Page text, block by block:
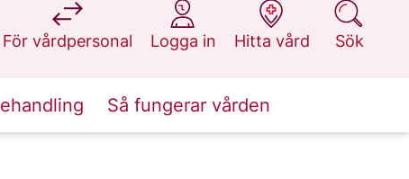
För vårdpersonal
på 1177.se
Logga in
på 1177.se
Hitta vård
på 1177.se
Sök
på 1177.se
Så fungerar vården